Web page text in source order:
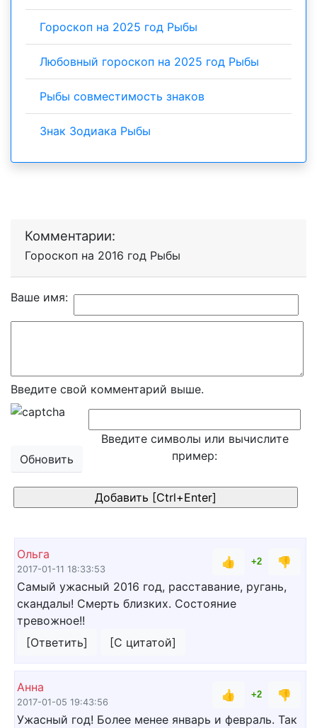
Гороскоп на 2025 год Рыбы
Любовный гороскоп на 2025 год Рыбы
Рыбы совместимость знаков
Знак Зодиака Рыбы
Комментарии:
Гороскоп на 2016 год Рыбы
Ваше имя:
Введите свой комментарий выше.
Обновить
Введите символы или вычислите
пример:
Ольга
2017-01-11 18:33:53
👍 +2
👎
Самый ужасный 2016 год, расставание, ругань,
скандалы! Смерть близких. Состояние
тревожное!!
[Ответить]
[С цитатой]
Анна
2017-01-05 19:43:56
👍 +2
👎
Ужасный год! Более менее январь и февраль. Так